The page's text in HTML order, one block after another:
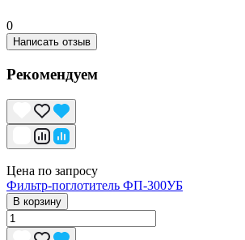
0
Написать отзыв
Рекомендуем
Цена по запросу
Фильтр-поглотитель ФП-300УБ
В корзину